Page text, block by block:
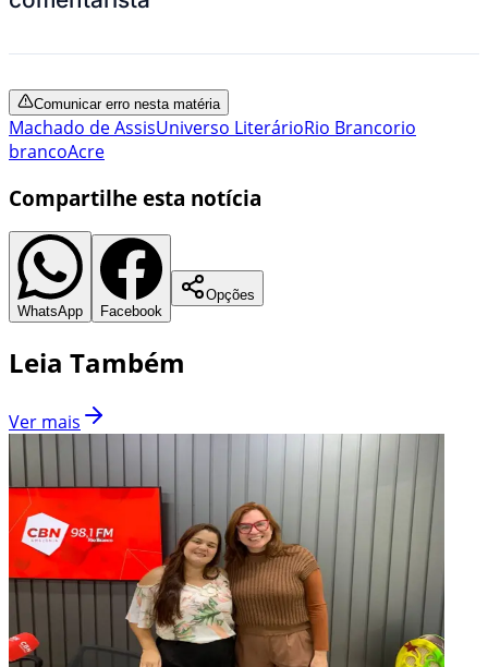
Comunicar erro nesta matéria
Machado de AssisUniverso LiterárioRio Brancorio
brancoAcre
Compartilhe esta notícia
WhatsApp Facebook
Opções
Leia Também
Ver mais